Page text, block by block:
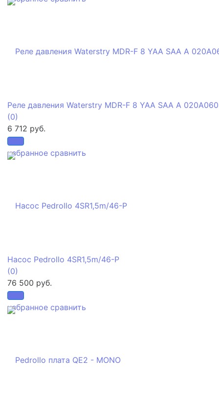
избранное сравнить
Реле давления Waterstry MDR-F 8 YAA SAA A 020A060
(0)
6 712 руб.
избранное сравнить
Насос Pedrollo 4SR1,5m/46-P
(0)
76 500 руб.